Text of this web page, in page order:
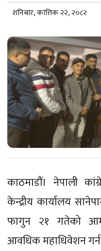
शनिबार, कात्तिक २२, २०८२
काठमाडौं। नेपाली
केन्द्रीय कार्यालय
फागुन २१ गतेको आम
आवधिक महाधिवेशन